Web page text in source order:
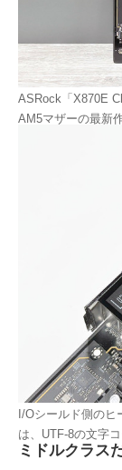
ASRock「X870E
AM5マザーの最新
I/Oシールド側のヒ
は、UTF-8の文字
ミドルクラス